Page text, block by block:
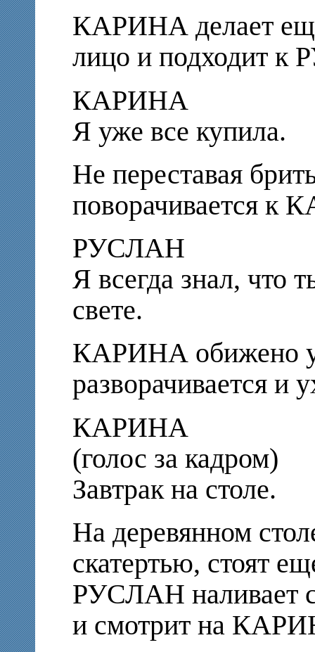
КАРИНА делает
лицо и подходит
КАРИНА
Я уже все купила.
Не переставая
поворачивается к
РУСЛАН
Я всегда знал, что
свете.
КАРИНА обижено
разворачивается и
КАРИНА
(голос за кадром)
Завтрак на столе.
На деревянном
скатертью, стоят
РУСЛАН наливает
и смотрит на